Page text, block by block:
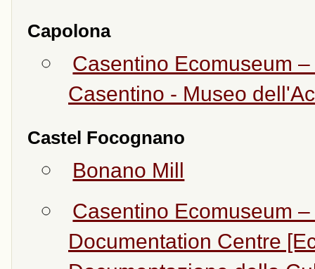
Capolona
Casentino Ecomuseum
Casentino - Museo
Castel Focognano
Bonano Mill
Casentino Ecomuseum
Documentation Centre